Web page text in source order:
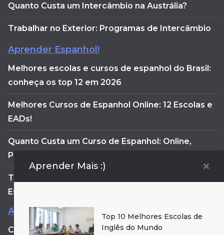
Quanto Custa um Intercâmbio na Austrália?
Trabalhar no Exterior: Programas de Intercâmbio
Aprender Espanhol!
Melhores escolas e cursos de espanhol do Brasil:
conheça os top 12 em 2026
Melhores Cursos de Espanhol Online: 12 Escolas e
EADs!
Quanto Custa um Curso de Espanhol: Online,
Presencial ou no Exterior
Top 10 Cursos de Espanhol Baratos – Melhores
Escolas [2025]
Aprender Outro Idiomas!
Como Aprender Chinês? Dicas para estudar
Aprender Mais :)
Top 10 Melhores Escolas de
Inglês do Mundo